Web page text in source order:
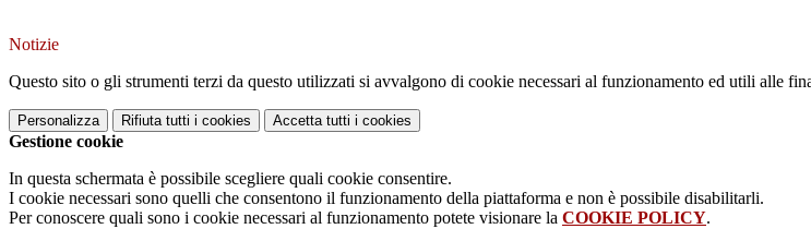
Notizie
Questo sito o gli strumenti terzi da questo utilizzati si avvalgono di cookie necessari al funzionamento ed utili alle
Personalizza Rifiuta tutti i cookies Accetta tutti i cookies
Gestione cookie
In questa schermata è possibile scegliere quali cookie consentire.
I cookie necessari sono quelli che consentono il funzionamento della piattaforma e non è possibile disabilitarli.
Per conoscere quali sono i cookie necessari al funzionamento potete visionare la COOKIE POLICY.